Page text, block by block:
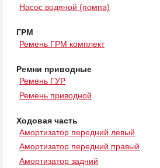
Насос водяной (помпа)
ГРМ
Ремень ГРМ комплект
Ремни приводные
Ремень ГУР
Ремень приводной
Ходовая часть
Амортизатор передний левый
Амортизатор передний правый
Амортизатор задний